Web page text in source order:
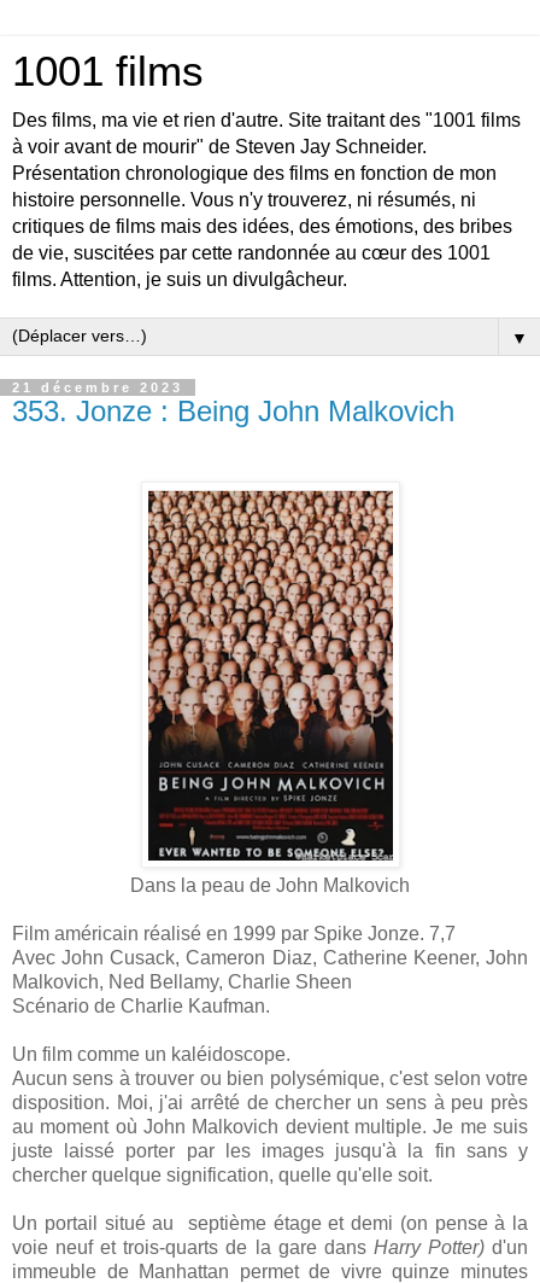
1001 films
Des films, ma vie et rien d'autre. Site traitant des "1001 films
à voir avant de mourir" de Steven Jay Schneider.
Présentation chronologique des films en fonction de mon
histoire personnelle. Vous n'y trouverez, ni résumés, ni
critiques de films mais des idées, des émotions, des bribes
de vie, suscitées par cette randonnée au cœur des 1001
films. Attention, je suis un divulgâcheur.
▼
21 décembre 2023
353. Jonze : Being John Malkovich
Dans la peau de John Malkovich
Film américain réalisé en 1999 par Spike Jonze. 7,7
Avec John Cusack, Cameron Diaz, Catherine Keener, John
Malkovich, Ned Bellamy, Charlie Sheen
Scénario de Charlie Kaufman.
Un film comme un kaléidoscope.
Aucun sens à trouver ou bien polysémique, c'est selon votre
disposition. Moi, j'ai arrêté de chercher un sens à peu près
au moment où John Malkovich devient multiple. Je me suis
juste laissé porter par les images jusqu'à la fin sans y
chercher quelque signification, quelle qu'elle soit.
Un portail situé au septième étage et demi (on pense à la
voie neuf et trois-quarts de la gare dans Harry Potter)d'un
immeuble de Manhattan permet de vivre quinze minutes